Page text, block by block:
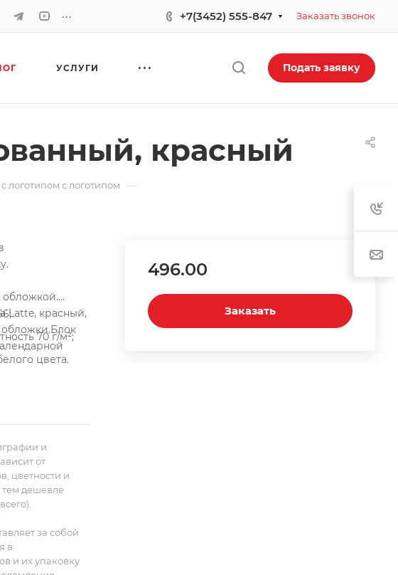
... +7(3452) 555-847 Заказать звонок
УСЛУГИ Подать заявку
красный
логотипом с логотипом —
496.00
Заказать
Latte, красный,
Блок
70 г/м²;
цвета.
и
от
цветности и
дешевле
за собой
в
и их упаковку